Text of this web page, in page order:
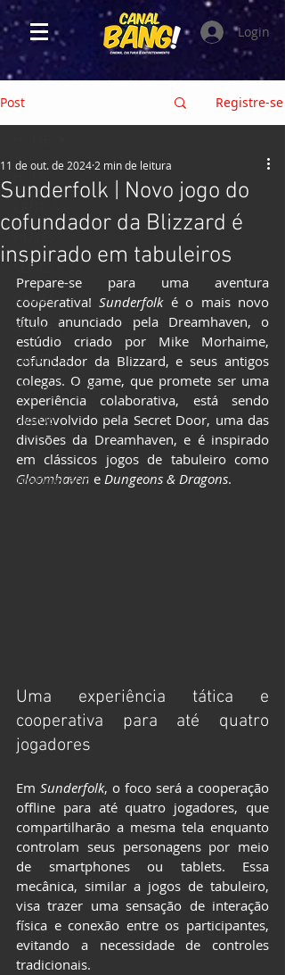
Login
Post Registre-se
SÉRIES e TV
GAMES
ANIMES
EVENTOS
HQs e MANGÁS
LIVROS
CCXP25
ImagineLand
Sunderfolk | Novo jogo do
cofundador da Blizzard é
inspirado em tabuleiros
11 de out. de 2024 2 min de leitura
Prepare-se para uma aventura
cooperativa! Sunderfolk é o mais novo
título anunciado pela Dreamhaven, o
estúdio criado por Mike Morhaime,
cofundador da Blizzard, e seus antigos
colegas. O game, que promete ser uma
experiência colaborativa, está sendo
desenvolvido pela Secret Door, uma das
divisões da Dreamhaven, e é inspirado
Gloomhaven e Dungeons & Dragons.
Uma experiência tática e
cooperativa para até quatro
jogadores
Em Sunderfolk, o foco será a cooperação
offline para até quatro jogadores, que
compartilharão a mesma tela enquanto
controlam seus personagens por meio
de smartphones ou tablets. Essa
mecânica, similar a jogos de tabuleiro,
visa trazer uma sensação de interação
física e conexão entre os participantes,
evitando a necessidade de controles
tradicionais.